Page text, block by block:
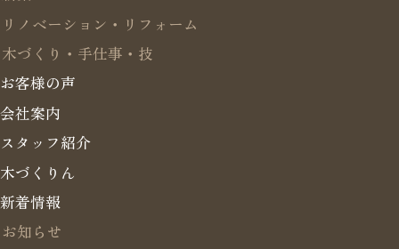
リノベーション・リフォーム
木づくり・手仕事・技
お客様の声
会社案内
スタッフ紹介
木づくりん
新着情報
お知らせ